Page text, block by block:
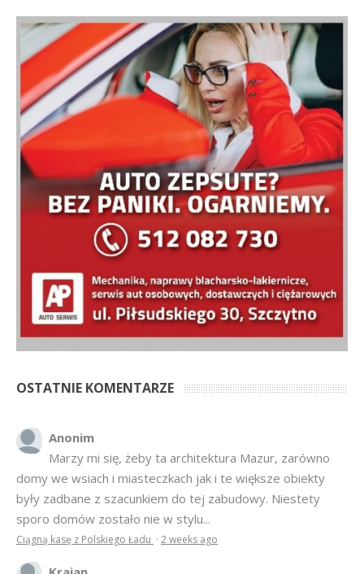
OSTATNIE KOMENTARZE
Anonim
Marzy mi się, żeby ta architektura Mazur, zarówno
domy we wsiach i miasteczkach jak i te większe obiekty
były zadbane z szacunkiem do tej zabudowy. Niestety
sporo domów zostało nie w stylu...
Ciągną kasę z Polskiego Ładu · 2 weeks ago